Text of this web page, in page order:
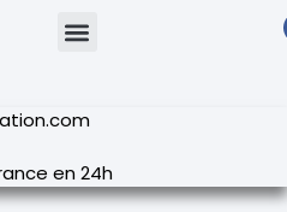
en 24h